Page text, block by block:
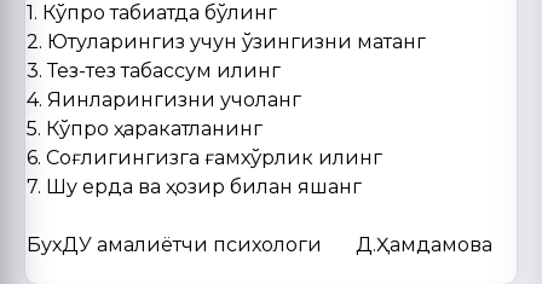
1. Кўпроқ табиатда бўлинг
2. Ютуқларингиз учун ўзингизни мақтанг
3. Тез-тез табассум қилинг
4. Яқинларингизни қучоқланг
5. Кўпроқ ҳаракатланинг
6. Соғлигингизга ғамхўрлик қилинг
7. Шу ерда ва ҳозир билан яшанг
БухДУ амалиётчи психологи Д.Ҳамдамова